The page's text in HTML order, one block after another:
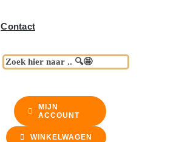
Contact
MIJN
ACCOUNT
WINKELWAGEN